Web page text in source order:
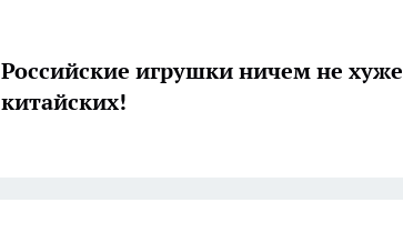
Российские игрушки ничем не хуже
китайских!